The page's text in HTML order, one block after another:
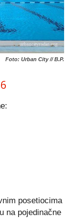
Foto: Urban City // B.P.
posetiocima
na pojedinačne